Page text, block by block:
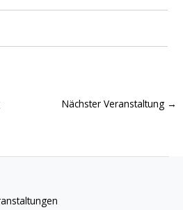
Nächster Veranstaltung →